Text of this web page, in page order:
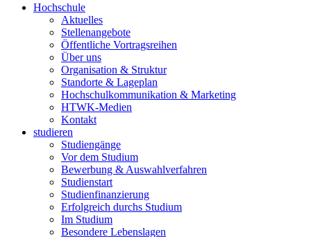
Hochschule
Aktuelles
Stellenangebote
Öffentliche Vortragsreihen
Über uns
Organisation & Struktur
Standorte & Lageplan
Hochschulkommunikation & Marketing
HTWK-Medien
Kontakt
studieren
Studiengänge
Vor dem Studium
Bewerbung & Auswahlverfahren
Studienstart
Studienfinanzierung
Erfolgreich durchs Studium
Im Studium
Besondere Lebenslagen